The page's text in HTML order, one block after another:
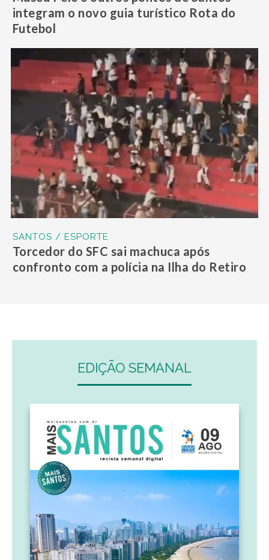
integram o novo guia turístico Rota do
Futebol
SANTOS / ESPORTE
Torcedor do SFC sai machuca após
confronto com a polícia na Ilha do Retiro
EDIÇÃO SEMANAL